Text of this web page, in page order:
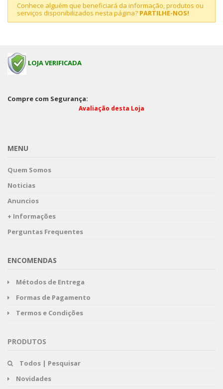
Conhece alguém que beneficiará da informação, produtos ou
serviços disponibilizados nesta página? PARTILHE-NOS!
LOJA VERIFICADA
Compre com Segurança:
Avaliação desta Loja
MENU
Quem Somos
Noticias
Anuncios
+ Informações
Perguntas Frequentes
ENCOMENDAS
Métodos de Entrega
Formas de Pagamento
Termos e Condições
PRODUTOS
Todos | Pesquisar
Novidades